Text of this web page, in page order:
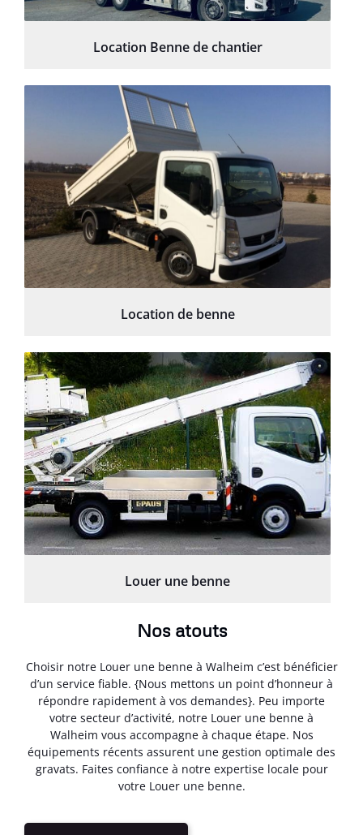
Location Benne de chantier
Location de benne
Louer une benne
Nos atouts
Choisir notre Louer une benne à Walheim c’est bénéficier
d’un service fiable. {Nous mettons un point d’honneur à
répondre rapidement à vos demandes}. Peu importe
votre secteur d’activité, notre Louer une benne à
Walheim vous accompagne à chaque étape. Nos
équipements récents assurent une gestion optimale des
gravats. Faites confiance à notre expertise locale pour
votre Louer une benne.